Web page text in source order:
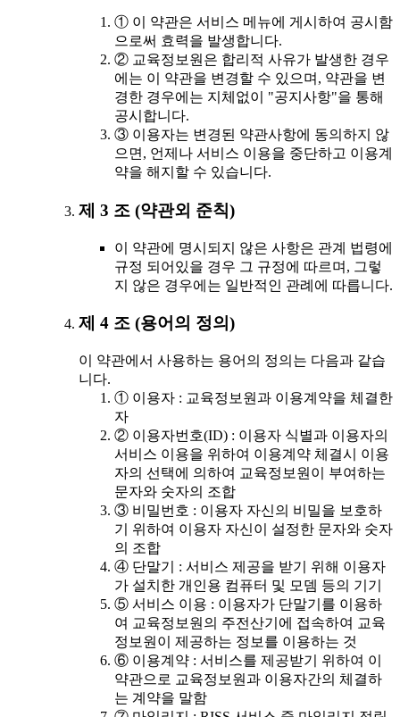
① 이 약관은 서비스 메뉴에 게시하여 공시함
으로써 효력을 발생합니다.
② 교육정보원은 합리적 사유가 발생한 경우
에는 이 약관을 변경할 수 있으며, 약관을 변
경한 경우에는 지체없이 "공지사항"을 통해
공시합니다.
③ 이용자는 변경된 약관사항에 동의하지 않
으면, 언제나 서비스 이용을 중단하고 이용계
약을 해지할 수 있습니다.
제 3 조 (약관외 준칙)
이 약관에 명시되지 않은 사항은 관계 법령에
규정 되어있을 경우 그 규정에 따르며, 그렇
지 않은 경우에는 일반적인 관례에 따릅니다.
제 4 조 (용어의 정의)
이 약관에서 사용하는 용어의 정의는 다음과 같습
니다.
① 이용자 : 교육정보원과 이용계약을 체결한
자
② 이용자번호(ID) : 이용자 식별과 이용자의
서비스 이용을 위하여 이용계약 체결시 이용
자의 선택에 의하여 교육정보원이 부여하는
문자와 숫자의 조합
③ 비밀번호 : 이용자 자신의 비밀을 보호하
기 위하여 이용자 자신이 설정한 문자와 숫자
의 조합
④ 단말기 : 서비스 제공을 받기 위해 이용자
가 설치한 개인용 컴퓨터 및 모뎀 등의 기기
⑤ 서비스 이용 : 이용자가 단말기를 이용하
여 교육정보원의 주전산기에 접속하여 교육
정보원이 제공하는 정보를 이용하는 것
⑥ 이용계약 : 서비스를 제공받기 위하여 이
약관으로 교육정보원과 이용자간의 체결하
는 계약을 말함